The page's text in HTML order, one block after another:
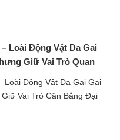
Loài Động Vật Da Gai
Giữ Vai Trò Quan
Loài Động Vật Da Gai Gai
Vai Trò Cân Bằng Đại
sinh vật biển quen thuộc